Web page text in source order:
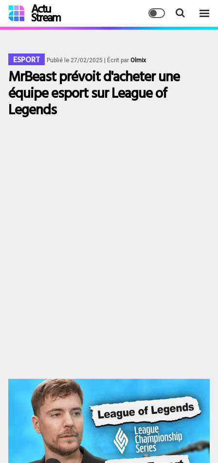
Actu
Stream
ESPORT Publié le 27/02/2025 | Écrit par Olmix
MrBeast prévoit d'acheter une
équipe esport sur League of
Legends